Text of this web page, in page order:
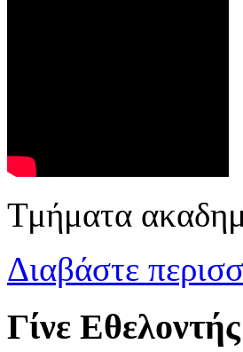
Τμήματα
Διαβάστε
Γίνε Εθελοντής